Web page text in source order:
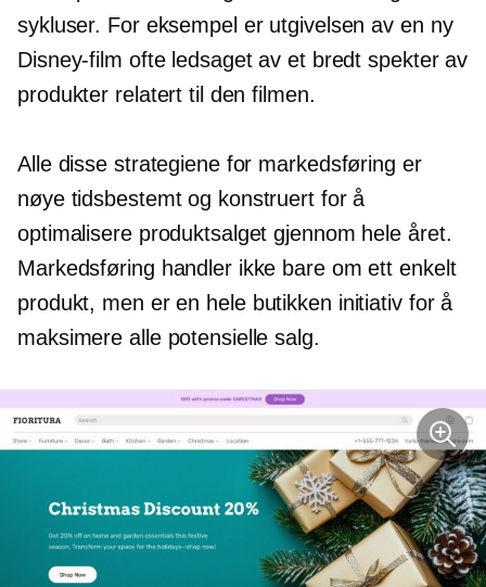
sykluser. For eksempel er utgivelsen av en ny
Disney-film ofte ledsaget av et bredt spekter av
produkter relatert til den filmen.
Alle disse strategiene for markedsføring er
nøye tidsbestemt og konstruert for å
optimalisere produktsalget gjennom hele året.
Markedsføring handler ikke bare om ett enkelt
produkt, men er en hele butikken initiativ for å
maksimere alle potensielle salg.